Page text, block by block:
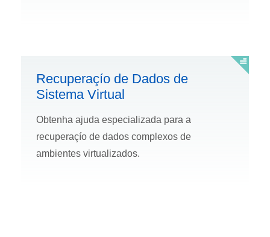
Recuperaçío de Dados de
Sistema Virtual
Obtenha ajuda especializada para a
recuperaçío de dados complexos de
ambientes virtualizados.